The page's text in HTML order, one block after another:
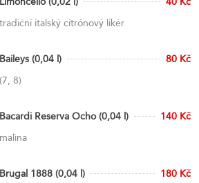
tradiční italský citrónový likér
Baileys (0,04 l)
80 Kč
(7, 8)
Bacardi Reserva Ocho (0,04 l)
140 Kč
malina
Brugal 1888 (0,04 l) 180 Kč